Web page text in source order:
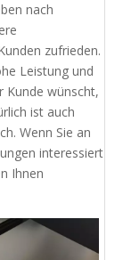
nach
zufrieden.
Leistung und
Kunde wünscht,
ist auch
Wenn Sie an
interessiert
Ihnen